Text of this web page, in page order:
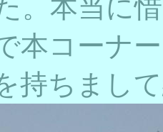
。本当に
本コーナ
持ちまし